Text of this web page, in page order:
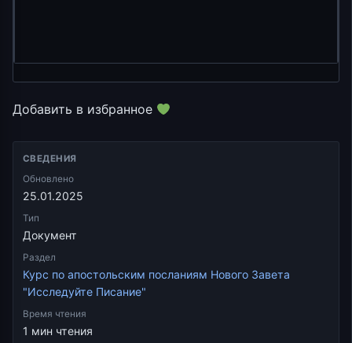
Добавить в избранное
СВЕДЕНИЯ
Обновлено
25.01.2025
Тип
Документ
Раздел
Курс по апостольским посланиям Нового Завета
"Исследуйте Писание"
Время чтения
1 мин чтения